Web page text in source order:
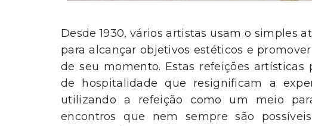
Desde 1930, vários artistas usam o simples
para alcançar objetivos estéticos e
de seu momento. Estas refeições artísticas
de hospitalidade que resignificam a
utilizando a refeição como um meio
encontros que nem sempre são